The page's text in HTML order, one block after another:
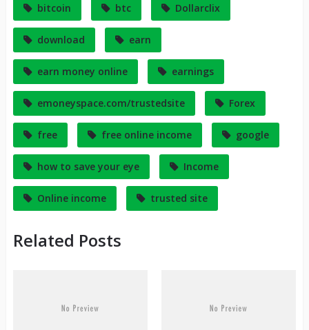
bitcoin btc Dollarclix
download earn
earn money online earnings
emoneyspace.com/trustedsite Forex
free free online income google
how to save your eye Income
Online income trusted site
Related Posts